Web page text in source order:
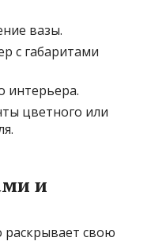
вазы.
с габаритами
интерьера.
цветного или
и
раскрывает свою